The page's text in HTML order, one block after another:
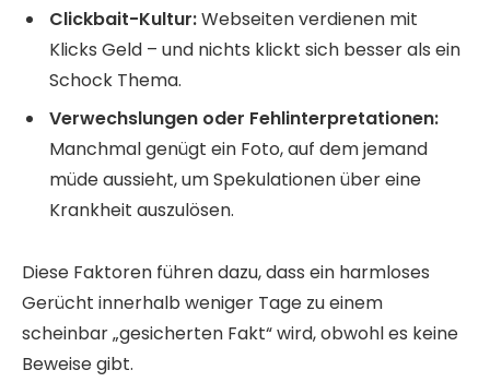
Clickbait-Kultur:Webseiten verdienen mit
Klicks Geld – und nichts klickt sich besser als ein
Schock Thema.
Verwechslungen oder Fehlinterpretationen:
Manchmal genügt ein Foto, auf dem jemand
müde aussieht, um Spekulationen über eine
Krankheit auszulösen.
Diese Faktoren führen dazu, dass ein harmloses
Gerücht innerhalb weniger Tage zu einem
scheinbar „gesicherten Fakt“ wird, obwohl es keine
Beweise gibt.